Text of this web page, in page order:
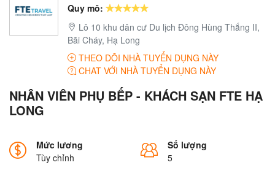
Quy mô:
Lô 10 khu dân cư Du lịch Đông Hùng Thắng II,
Bãi Cháy, Hạ Long
THEO DÕI NHÀ TUYỂN DỤNG NÀY
CHAT VỚI NHÀ TUYỂN DỤNG NÀY
NHÂN VIÊN PHỤ BẾP - KHÁCH SẠN FTE HẠ
LONG
Mức lương
Tùy chỉnh
Số lượng
5